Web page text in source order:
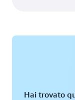
Hai trovato